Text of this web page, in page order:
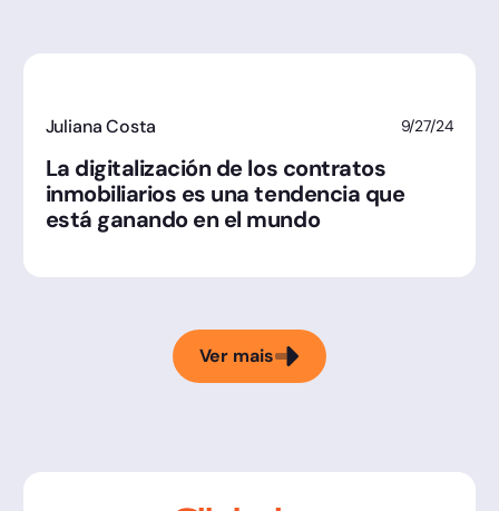
Juliana Costa 9/27/24
La digitalización de los contratos
inmobiliarios es una tendencia que
está ganando en el mundo
Ver mais